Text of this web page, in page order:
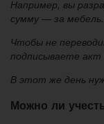
Например, вы
сумму — за мебель.
Чтобы не
подписываете акт
В этот же день
Можно ли